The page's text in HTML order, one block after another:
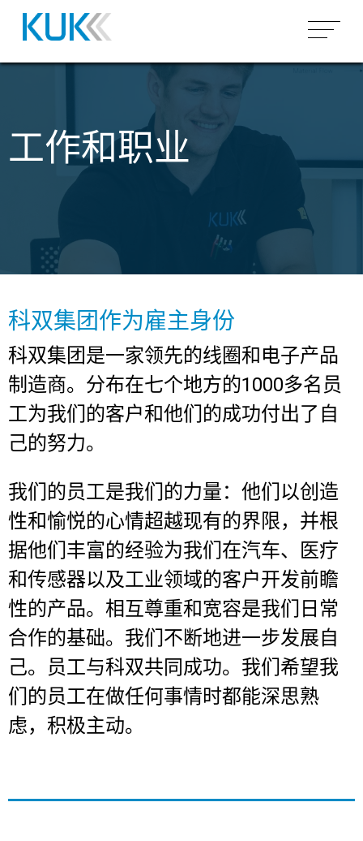
搜索
DE EN FR IT NL SK SV
联系
微型线圈（空芯）
圆柱形/矩形空芯线圈
骨架线圈
微型线圈（磁芯）
环形线圈
变压器
低频变压器
完整模块组装
嵌件成型
灌封
电路板组装
THT组装
汽车
工业
为什么 KUK
能力
感应世界
关于科双集团
工作和职业
工作和职业
科双集团作为雇主身份
科双集团是一家领先的线圈和电子产品
制造商。 分布在七个地方的1000多名员
工为我们的客户和他们的成功付出了自
己的努力。
我们的员工是我们的力量：他们以创造
性和愉悦的心情超越现有的界限，并根
据他们丰富的经验为我们在汽车、医疗
和传感器以及工业领域的客户开发前瞻
性的产品。相互尊重和宽容是我们日常
合作的基础。我们不断地进一步发展自
己。员工与科双共同成功。我们希望我
们的员工在做任何事情时都能深思熟
虑，积极主动。